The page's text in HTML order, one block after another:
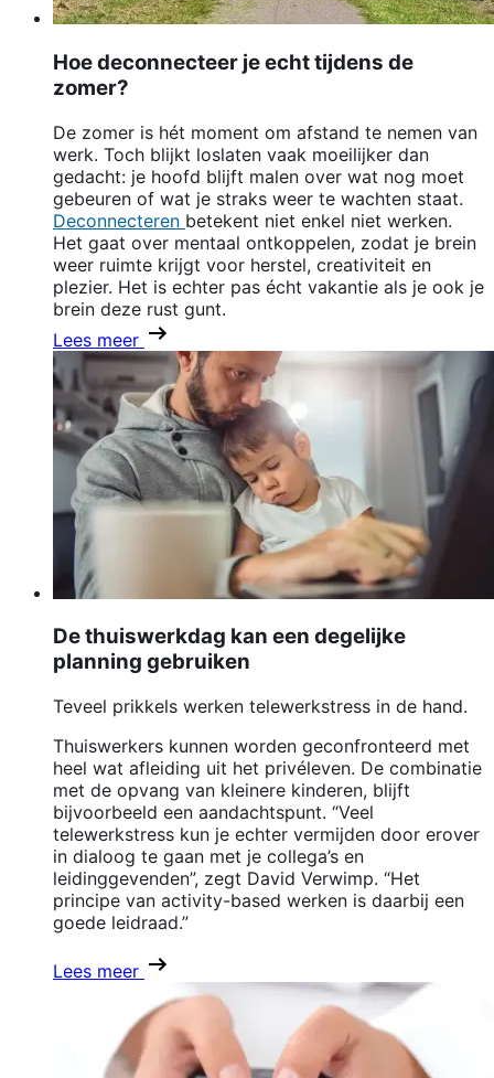
Hoe deconnecteer je echt tijdens de
zomer?
De zomer is hét moment om afstand te nemen van
werk. Toch blijkt loslaten vaak moeilijker dan
gedacht: je hoofd blijft malen over wat nog moet
gebeuren of wat je straks weer te wachten staat.
Deconnecteren betekent niet enkel niet werken.
Het gaat over mentaal ontkoppelen, zodat je brein
weer ruimte krijgt voor herstel, creativiteit en
plezier. Het is echter pas écht vakantie als je ook je
brein deze rust gunt.
Lees meer
De thuiswerkdag kan een degelijke
planning gebruiken
Teveel prikkels werken telewerkstress in de hand.
Thuiswerkers kunnen worden geconfronteerd met
heel wat afleiding uit het privéleven. De combinatie
met de opvang van kleinere kinderen, blijft
bijvoorbeeld een aandachtspunt. “Veel
telewerkstress kun je echter vermijden door erover
in dialoog te gaan met je collega’s en
leidinggevenden”, zegt David Verwimp. “Het
principe van activity-based werken is daarbij een
goede leidraad.”
Lees meer